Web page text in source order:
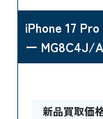
iPhone 17
ー MG8C4J/A
新品買取価